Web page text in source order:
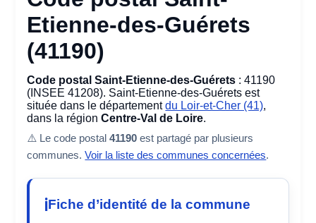
Etienne-des-Guérets
(41190)
Code postal Saint-Etienne-des-Guérets : 41190
(INSEE 41208). Saint-Etienne-des-Guérets est
située dans le départementdu Loir-et-Cher (41),
dans la régionCentre-Val de Loire.
⚠️ Le code postal41190 est partagé par plusieurs
communes.Voir la liste des communes concernées.
Fiche d’identité de la commune